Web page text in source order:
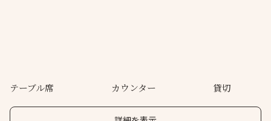
テーブル席 カウンター 貸切